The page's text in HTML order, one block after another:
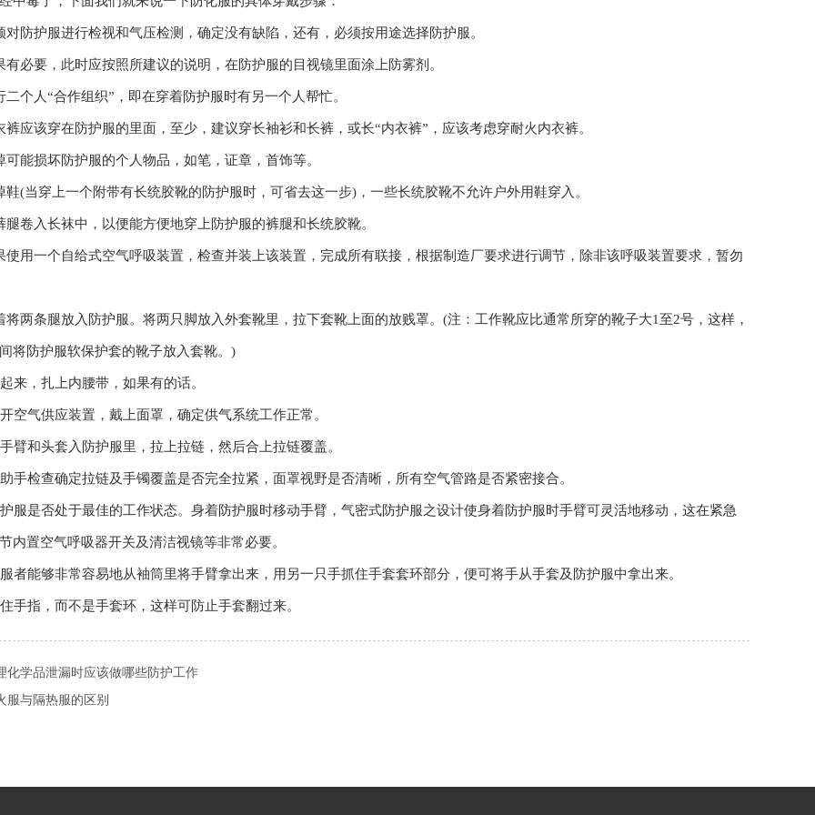
对防护服进行检视和气压检测，确定没有缺陷，还有，必须按用途选择防护服。
有必要，此时应按照所建议的说明，在防护服的目视镜里面涂上防雾剂。
二个人“合作组织”，即在穿着防护服时有另一个人帮忙。
裤应该穿在防护服的里面，至少，建议穿长袖衫和长裤，或长“内衣裤”，应该考虑穿耐火内衣裤。
可能损坏防护服的个人物品，如笔，证章，首饰等。
鞋(当穿上一个附带有长统胶靴的防护服时，可省去这一步)，一些长统胶靴不允许户外用鞋穿入。
腿卷入长袜中，以便能方便地穿上防护服的裤腿和长统胶靴。
使用一个自给式空气呼吸装置，检查并装上该装置，完成所有联接，根据制造厂要求进行调节，除非该呼吸装置要求，暂勿
将两条腿放入防护服。将两只脚放入外套靴里，拉下套靴上面的放贱罩。(注：工作靴应比通常所穿的靴子大1至2号，这样，
将防护服软保护套的靴子放入套靴。)
来，扎上内腰带，如果有的话。
空气供应装置，戴上面罩，确定供气系统工作正常。
臂和头套入防护服里，拉上拉链，然后合上拉链覆盖。
手检查确定拉链及手镯覆盖是否完全拉紧，面罩视野是否清晰，所有空气管路是否紧密接合。
服是否处于最佳的工作状态。身着防护服时移动手臂，气密式防护服之设计使身着防护服时手臂可灵活地移动，这在紧急
内置空气呼吸器开关及清洁视镜等非常必要。
者能够非常容易地从袖筒里将手臂拿出来，用另一只手抓住手套套环部分，便可将手从手套及防护服中拿出来。
手指，而不是手套环，这样可防止手套翻过来。
化学品泄漏时应该做哪些防护工作
服与隔热服的区别